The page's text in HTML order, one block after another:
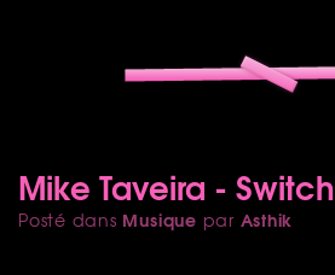
Mike Taveira - Switch
Posté dans Musique par Asthik